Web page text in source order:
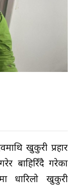
खुकुरी प्रहार
बाहिरिँदै गरेका
धारिलो खुकुरी